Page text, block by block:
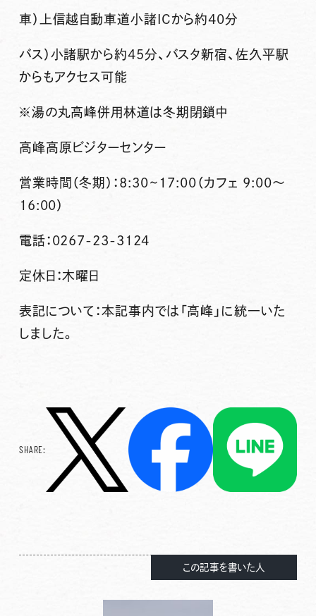
車）上信越自動車道小諸ICから約40分
バス）小諸駅から約45分、バスタ新宿、佐久平駅
からもアクセス可能
※湯の丸高峰併用林道は冬期閉鎖中
高峰高原ビジターセンター
営業時間（冬期）：8:30~17:00（カフェ 9:00～
16:00）
電話：0267-23-3124
定休日：木曜日
表記について：本記事内では「高峰」に統一いた
しました。
SHARE:
この記事を書いた人